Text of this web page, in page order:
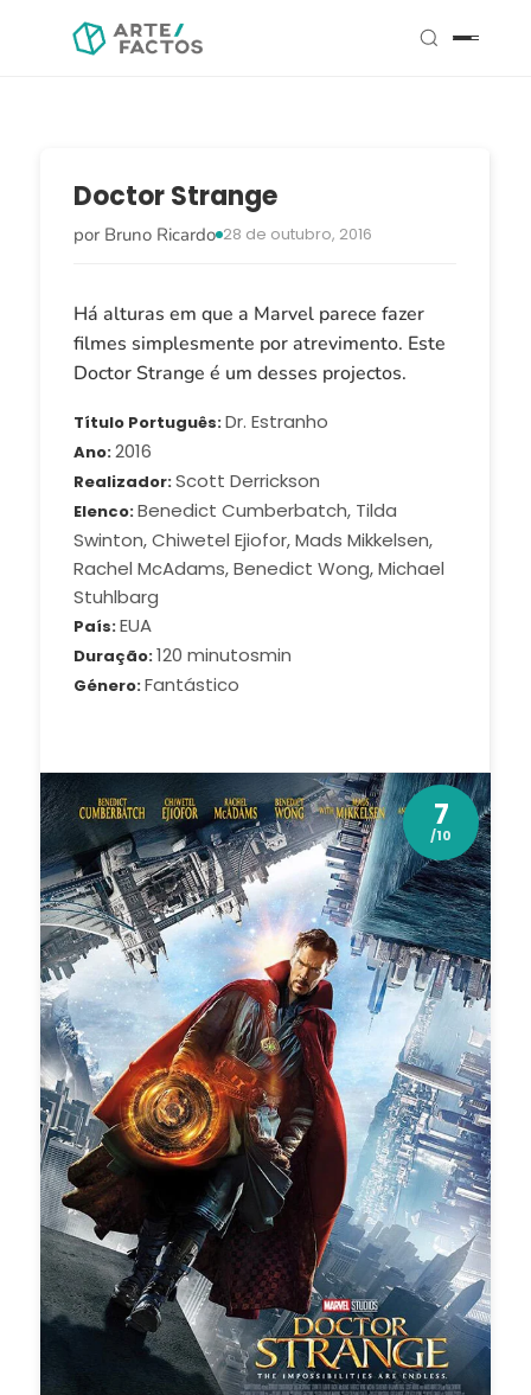
Doctor Strange
por Bruno Ricardo 28 de outubro, 2016
Há alturas em que a Marvel parece fazer
filmes simplesmente por atrevimento. Este
Doctor Strange é um desses projectos.
Título Português Dr. Estranho
Ano 2016
Realizador Scott Derrickson
Elenco Benedict Cumberbatch, Tilda
Swinton, Chiwetel Ejiofor, Mads Mikkelsen,
Rachel McAdams, Benedict Wong, Michael
Stuhlbarg
País EUA
Duração 120 minutosmin
Género Fantástico
7
/10